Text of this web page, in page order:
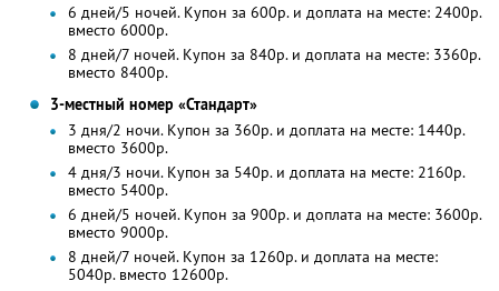
6 дней/5 ночей. Купон за 600р. и доплата на месте: 2400р.
вместо 6000р.
8 дней/7 ночей. Купон за 840р. и доплата на месте: 3360р.
вместо 8400р.
3-местный номер «Стандарт»
3 дня/2 ночи. Купон за 360р. и доплата на месте: 1440р.
вместо 3600р.
4 дня/3 ночи. Купон за 540р. и доплата на месте: 2160р.
вместо 5400р.
6 дней/5 ночей. Купон за 900р. и доплата на месте: 3600р.
вместо 9000р.
8 дней/7 ночей. Купон за 1260р. и доплата на месте:
5040р. вместо 12600р.